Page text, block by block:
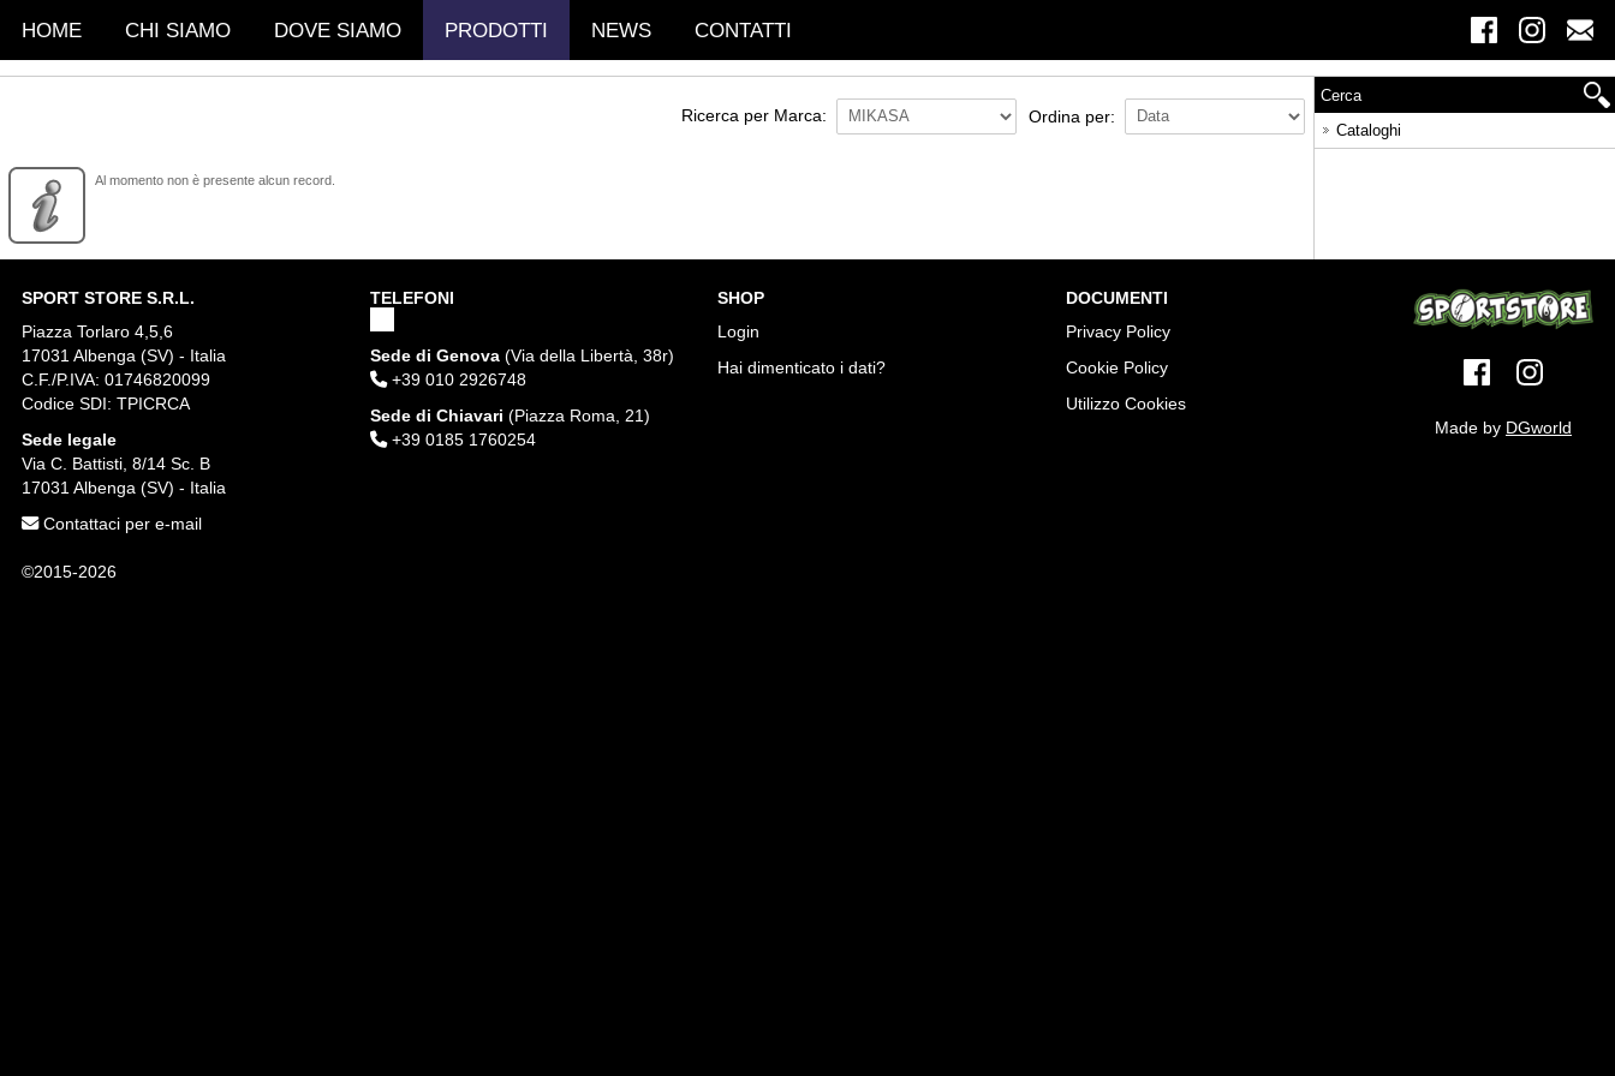
HOME CHI SIAMO DOVE SIAMO PRODOTTI NEWS CONTATTI
Cataloghi
Ricerca per Marca: Ordina per:
Al momento non è presente alcun record.
SPORT STORE S.R.L.
Piazza Torlaro 4,5,6
17031 Albenga (SV) - Italia
C.F./P.IVA: 01746820099
Codice SDI: TPICRCA
Sede legale
Via C. Battisti, 8/14 Sc. B
17031 Albenga (SV) - Italia
Contattaci per e-mail
TELEFONI
Sede di Genova(Via della Libertà, 38r)
+39 010 2926748
Sede di Chiavari (Piazza Roma, 21)
+39 0185 1760254
SHOP
Login
Hai dimenticato i dati?
DOCUMENTI
Privacy Policy
Cookie Policy
Utilizzo Cookies
©2015-2026
Made by DGworld